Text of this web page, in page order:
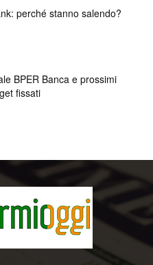
perché stanno salendo?
BPER Banca e prossimi
fissati